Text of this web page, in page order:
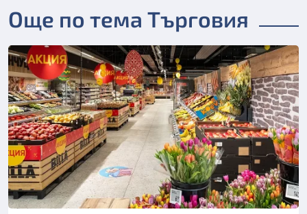
Още по тема Търговия